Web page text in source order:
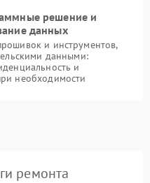
решение и
данных
и инструментов,
данными:
и
необходимости
ремонта